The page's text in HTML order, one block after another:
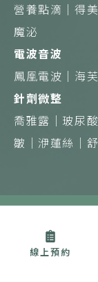
營養點滴｜得
魔泌
電波音波
鳳凰電波｜ 海
針劑微整
喬雅露｜ 玻尿酸
皺｜洢蓮絲｜
禁止任何網際網路
路搜尋或超連結方
線上預約